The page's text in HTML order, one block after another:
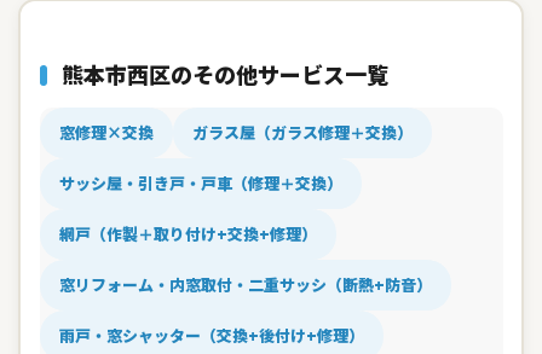
熊本市西区のその他サービス一覧
窓修理×交換 ガラス屋（ガラス修理＋交換）
サッシ屋・引き戸・戸車（修理＋交換）
網戸（作製＋取り付け+交換+修理）
窓リフォーム・内窓取付・二重サッシ（断熱+防音）
雨戸・窓シャッター（交換+後付け+修理）